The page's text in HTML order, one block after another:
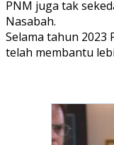
PNM juga tak
Nasabah.
Selama tahun 2023
telah membantu